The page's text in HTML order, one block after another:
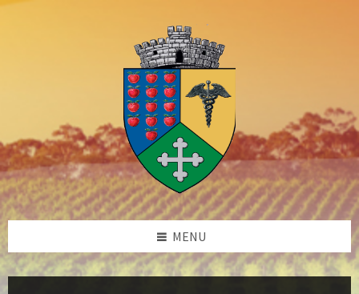
Skip
Skip
Skip
Skip
MENU